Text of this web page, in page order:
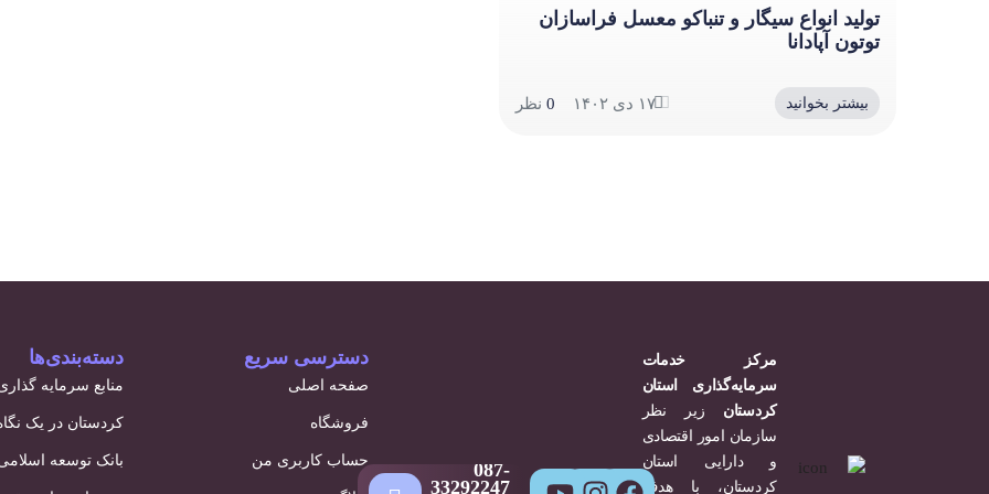
تولید انواع سیگار و تنباکو معسل فراسازان
توتون آپادانا
بیشتر بخوانید ۱۷ دی ۱۴۰۲ 0 نظر
مرکز خدمات
سرمایه‌گذاری استان
کردستان زیر نظر
سازمان امور اقتصادی
و دارایی استان
کردستان، با هدف
087-
33292247
دسترسی سریع
صفحه اصلی
فروشگاه
حساب کاربری من
دسته‌بندی‌ها
منابع سرمایه
کردستان در یک
بانک توسعه